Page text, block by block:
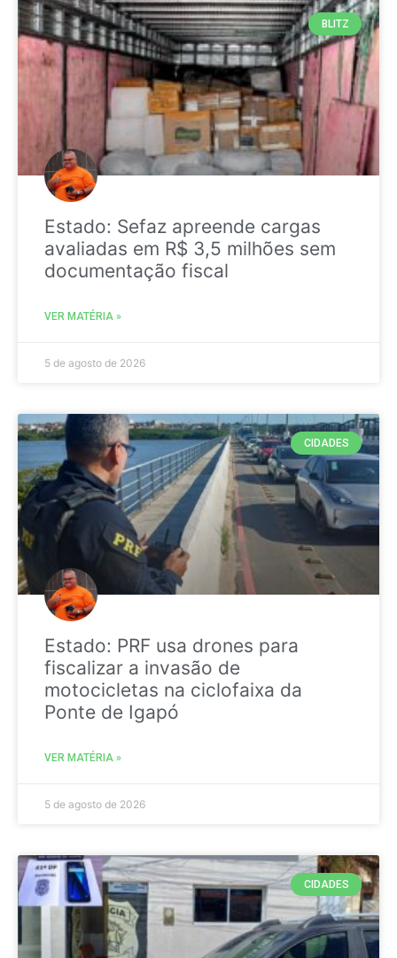
BLITZ
Estado: Sefaz apreende cargas
avaliadas em R$ 3,5 milhões sem
documentação fiscal
VER MATÉRIA »
5 de agosto de 2026
CIDADES
Estado: PRF usa drones para
fiscalizar a invasão de
motocicletas na ciclofaixa da
Ponte de Igapó
VER MATÉRIA »
5 de agosto de 2026
CIDADES